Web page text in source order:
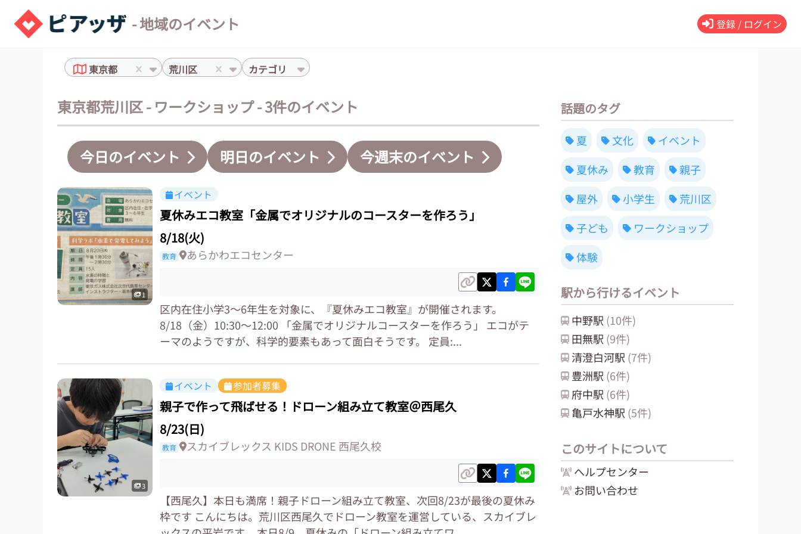
- 地域のイベント 登録 / ログイン
東京都 荒川区 カテゴリ
東京都荒川区 - ワークショップ - 3件のイベント
今日のイベント 明日のイベント 今週末のイベント
1
イベント
夏休みエコ教室「金属でオリジナルのコースターを作ろう」
8/18(火)
教育 あらかわエコセンター
区内在住小学3〜6年生を対象に、『夏休みエコ教室』が開催されます。
8/18（金）10:30〜12:00 「金属でオリジナルコースターを作ろう」 エコがテ
ーマのようですが、科学的要素もあって面白そうです。 定員:...
3
イベント 参加者募集
親子で作って飛ばせる！ドローン組み立て教室＠西尾久
8/23(日)
教育 スカイブレックス KIDS DRONE 西尾久校
【西尾久】本日も満席！親子ドローン組み立て教室、次回8/23が最後の夏休み
枠です こんにちは。荒川区西尾久でドローン教室を運営している、スカイブレ
話題のタグ
夏 文化
イベント
夏休み
教育
親子
屋外
小学生
荒川区
子ども
ワークショップ
体験
駅から行けるイベント
中野駅 (10件)
田無駅 (9件)
清澄白河駅 (7件)
豊洲駅 (6件)
府中駅 (6件)
亀戸水神駅 (5件)
このサイトについて
ヘルプセンター
お問い合わせ